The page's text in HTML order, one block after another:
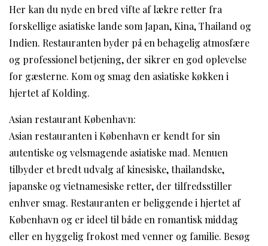
Her kan du nyde en bred vifte af lækre retter fra
forskellige asiatiske lande som Japan, Kina, Thailand og
Indien. Restauranten byder på en behagelig atmosfære
og professionel betjening, der sikrer en god oplevelse
for gæsterne. Kom og smag den asiatiske køkken i
hjertet af Kolding.
Asian restaurant København:
Asian restauranten i København er kendt for sin
autentiske og velsmagende asiatiske mad. Menuen
tilbyder et bredt udvalg af kinesiske, thailandske,
japanske og vietnamesiske retter, der tilfredsstiller
enhver smag. Restauranten er beliggende i hjertet af
København og er ideel til både en romantisk middag
eller en hyggelig frokost med venner og familie. Besøg